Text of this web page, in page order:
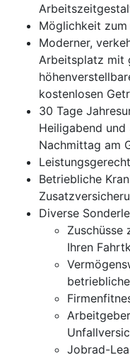
Möglichkeit
Moderner,
Arbeitsplatz mit
kostenlosen
30 Tage
Heiligabend
Nachmittag am
Betriebliche
Diverse
Zuschüsse
Ihren
Jobrad-